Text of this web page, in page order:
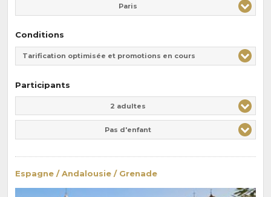
Paris
Conditions
Tarification optimisée et promotions en cours
Participants
2 adultes
Pas d'enfant
Espagne / Andalousie / Grenade